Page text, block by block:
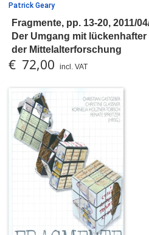
Patrick Geary
Fragmente, pp. 13-20, 2011/
Der Umgang mit
der Mittelalterforschung
€ 72,00 incl. VAT